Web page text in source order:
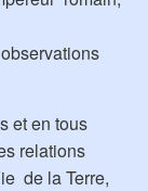
et en tous
relations
de la Terre,